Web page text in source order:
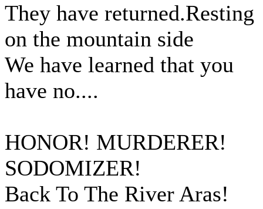
They have returned.Resting
on the mountain side
We have learned that you
have no....
HONOR! MURDERER!
SODOMIZER!
Back To The River Aras!